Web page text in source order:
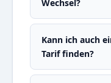
Wechsel?
Kann ich auch
Tarif finden?